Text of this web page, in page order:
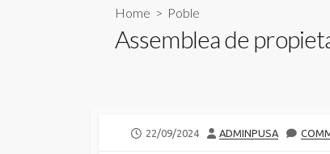
Home > Poble
Assemblea de
PUBLISHED
22/09/2024 AUTHOR
ADMINPUSA